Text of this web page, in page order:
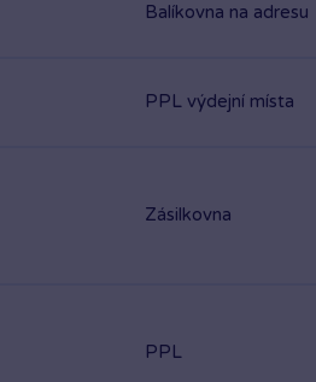
Balíkovna na adresu
PPL výdejní místa
Zásilkovna
PPL